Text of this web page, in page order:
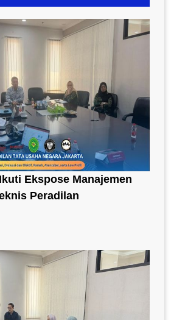
Ekspose Manajemen
Peradilan